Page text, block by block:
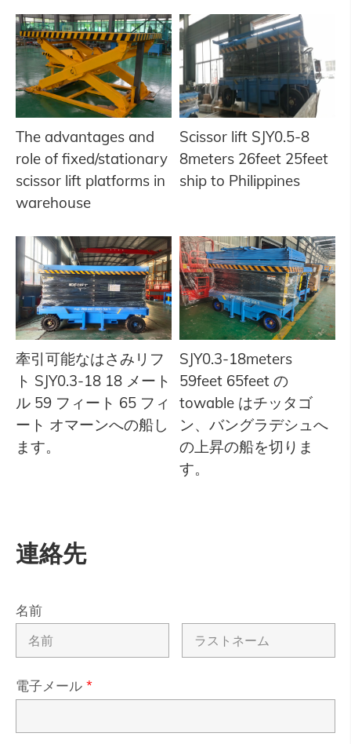
The advantages and
role of fixed/stationary
scissor lift platforms in
warehouse
Scissor lift SJY0.5-8
8meters 26feet 25feet
ship to Philippines
牽引可能なはさみリフ
ト SJY0.3-18 18 メート
ル 59 フィート 65 フィ
ート オマーンへの船し
ます。
SJY0.3-18meters
59feet 65feet の
towable はチッタゴ
ン、バングラデシュへ
の上昇の船を切りま
す。
連絡先
名前
電子メール *